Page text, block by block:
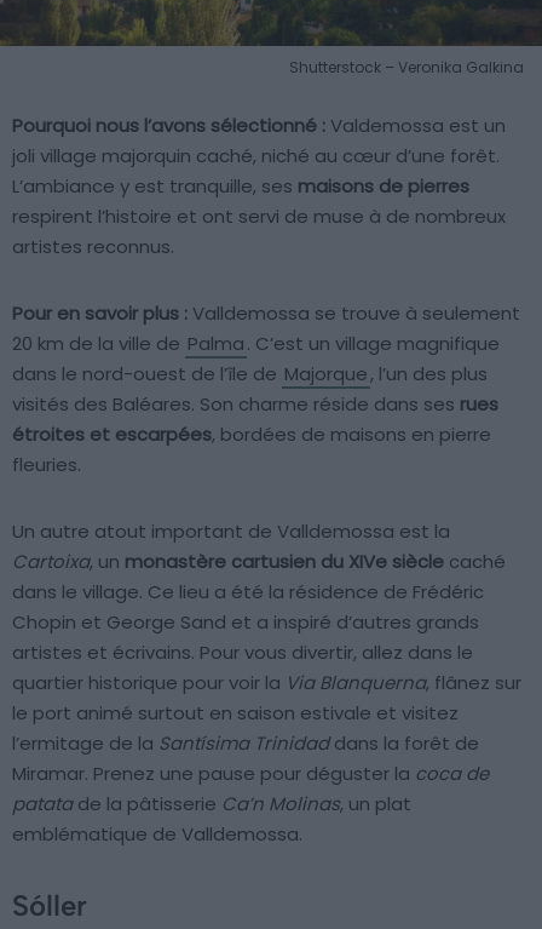
Shutterstock – Veronika Galkina
Pourquoi nous l’avons sélectionné :Valdemossa est un
joli village majorquin caché, niché au cœur d’une forêt.
L’ambiance y est tranquille, ses maisons de pierres
respirent l’histoire et ont servi de muse à de nombreux
artistes reconnus.
Pour en savoir plus :Valldemossa se trouve à seulement
20 km de la ville de Palma. C’est un village magnifique
dans le nord-ouest de l’île de Majorque, l’un des plus
visités des Baléares. Son charme réside dans ses rues
étroites et escarpées, bordées de maisons en pierre
fleuries.
Un autre atout important de Valldemossa est la
Cartoixa, un monastère cartusien du XIVe siècle caché
dans le village. Ce lieu a été la résidence de Frédéric
Chopin et George Sand et a inspiré d’autres grands
artistes et écrivains. Pour vous divertir, allez dans le
quartier historique pour voir la Via Blanquerna, flânez sur
le port animé surtout en saison estivale et visitez
l’ermitage de la Santísima Trinidaddans la forêt de
Miramar. Prenez une pause pour déguster la coca de
patatade la pâtisserie Ca’n Molinas, un plat
emblématique de Valldemossa.
Sóller